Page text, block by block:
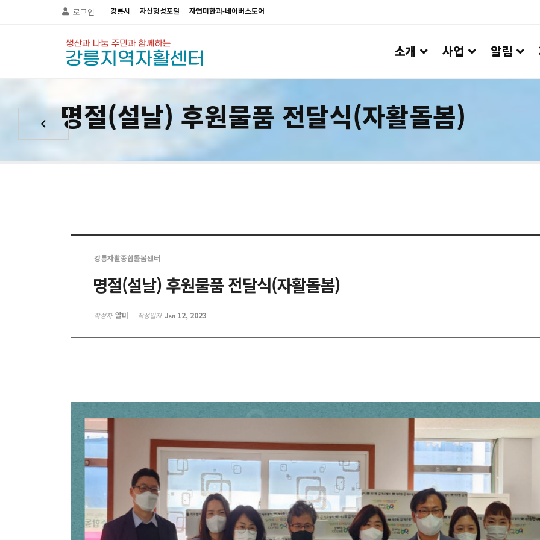
로그인 강릉시 자산형성포털 자연미한과-네이버스토어
소개 사업 알림
명절(설날) 후원물품 전달식(자활돌봄)
강릉자활종합돌봄센터
명절(설날) 후원물품 전달식(자활돌봄)
작성자 알미 작성일자 Jan 12, 2023
Sketchbook5, 스케치북5